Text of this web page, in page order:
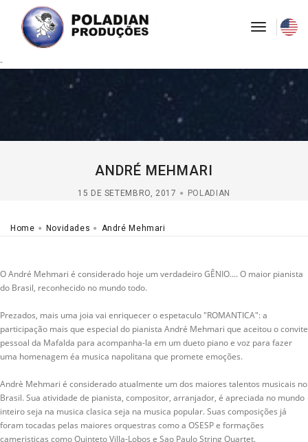
toggle
-
ANDRÉ MEHMARI
15 DE SETEMBRO, 2017 POLADIAN
Home Novidades André Mehmari
O André Mehmari é considerado hoje um verdadeiro GÊNIO.... O maior pianista
do Brasil, reconhecido no mundo todo.
Prezados, mais uma joia vai enriquecer o espetaculo "ROMANTICA": a
participação mais que especial do pianista André Mehmari que aceitou o convite
pessoal da Mafalda para acompanha-la em um dueto piano e voz para fazer
uma homenagem éa musica napolitana que promete emoções.
Andrè Mehmari é considerado atualmente um dos maiores talentos musicais no
Brasil. Sua atividade de pianista, compositor, arranjador, é apreciada no mundo
inteiro seja na musica clasica seja na musica popular. Suas composições já
foram tocadas pelas maiores orquestras como a OSESP e formações
cameristicas como Quinteto Villa-Lobos e Sao Paulo String Quartet.